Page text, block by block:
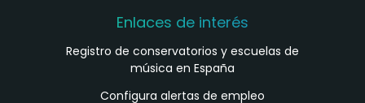
Enlaces de interés
Registro de conservatorios y escuelas de
música en España
Configura alertas de empleo